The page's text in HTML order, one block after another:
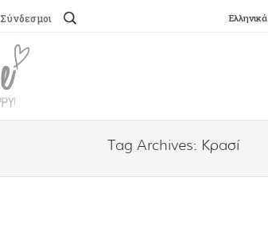
Σύνδεσμοι
Αναζήτηση
Ελληνικά
Tag Archives: Κρασί